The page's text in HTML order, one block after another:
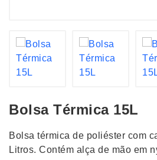
Bolsa Térmica 15L
Bolsa térmica de poliéster com
Litros. Contém alça de mão em